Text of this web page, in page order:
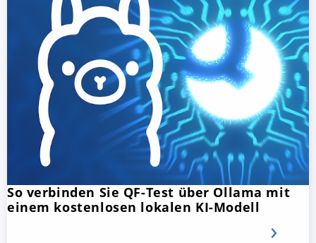
So verbinden Sie QF-Test über Ollama mit
einem kostenlosen lokalen KI-Modell